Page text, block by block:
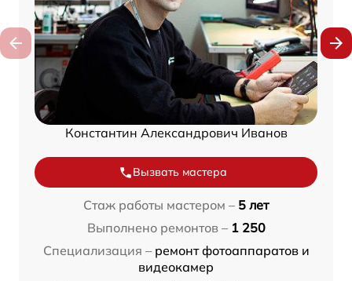
Константин Александрович Иванов
Вызвать мастера
Стаж работы мастером – 5 лет
Выполнено ремонтов – 1 250
Специализация – ремонт фотоаппаратов и
видеокамер